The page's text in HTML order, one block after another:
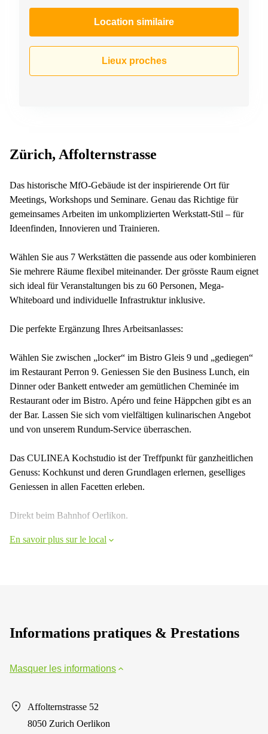
267
Chemin
de la
La
Rolle
Bahnhofstrasse
10 Zürich
Location similaire
Lieux proches
Zürich, Affolternstrasse
Das historische MfO-Gebäude ist der inspirierende Ort für
Meetings, Workshops und Seminare. Genau das Richtige für
gemeinsames Arbeiten im unkomplizierten Werkstatt-Stil – für
Ideenfinden, Innovieren und Trainieren.
Wählen Sie aus 7 Werkstätten die passende aus oder kombinieren
Sie mehrere Räume flexibel miteinander. Der grösste Raum eignet
sich ideal für Veranstaltungen bis zu 60 Personen, Mega-
Whiteboard und individuelle Infrastruktur inklusive.
Die perfekte Ergänzung Ihres Arbeitsanlasses:
Wählen Sie zwischen „locker“ im Bistro Gleis 9 und „gediegen“
im Restaurant Perron 9. Geniessen Sie den Business Lunch, ein
Dinner oder Bankett entweder am gemütlichen Cheminée im
Restaurant oder im Bistro. Apéro und feine Häppchen gibt es an
der Bar. Lassen Sie sich vom vielfältigen kulinarischen Angebot
und von unserem Rundum-Service überraschen.
Das CULINEA Kochstudio ist der Treffpunkt für ganzheitlichen
Genuss: Kochkunst und deren Grundlagen erlernen, geselliges
Geniessen in allen Facetten erleben.
Direkt beim Bahnhof Oerlikon.
En savoir plus sur le local
Informations pratiques & Prestations
Masquer les informations
Affolternstrasse 52
8050 Zurich Oerlikon